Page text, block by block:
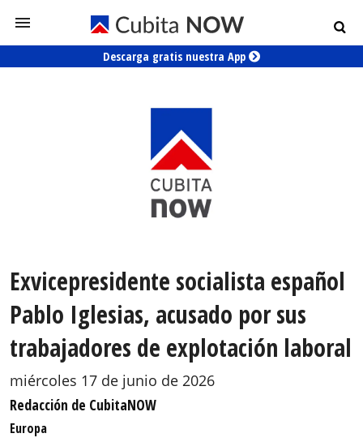
Descarga gratis nuestra App
Exvicepresidente socialista español
Pablo Iglesias, acusado por sus
trabajadores de explotación laboral
miércoles 17 de junio de 2026
Redacción de CubitaNOW
Europa